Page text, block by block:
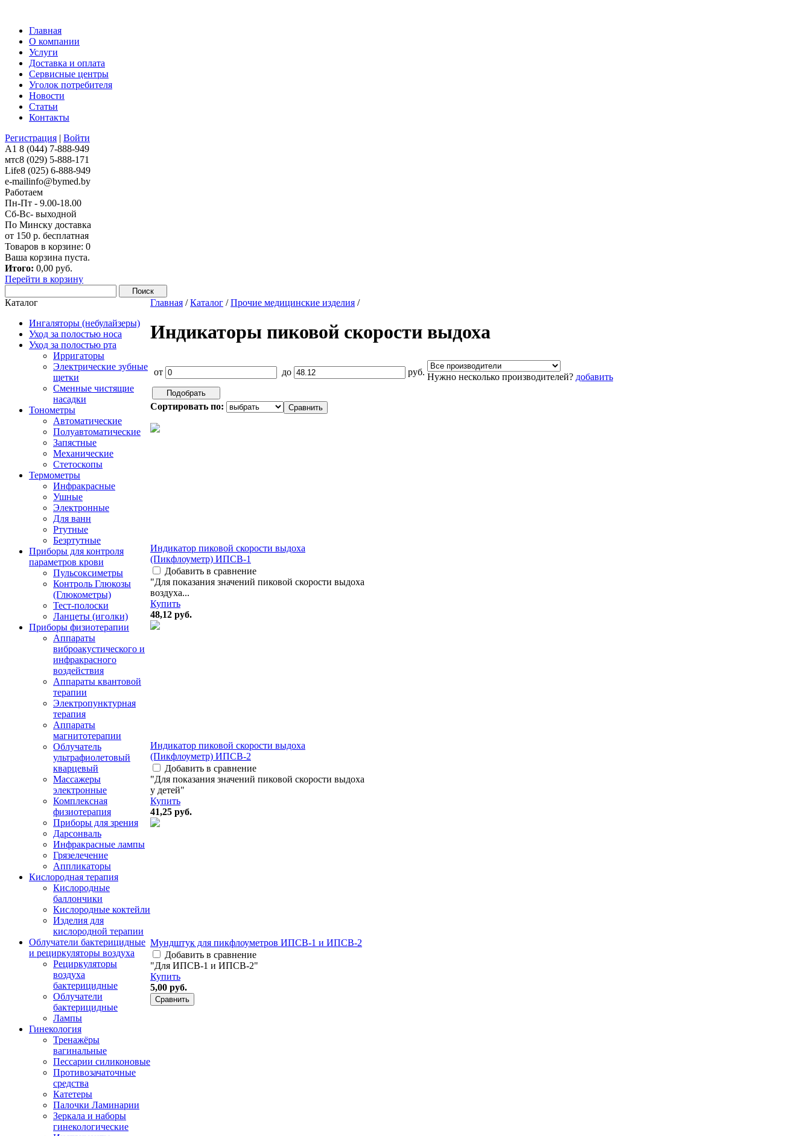
Главная
О компании
Услуги
Доставка и оплата
Сервисные центры
Уголок потребителя
Новости
Статьи
Контакты
Регистрация | Войти
A1 8 (044) 7-888-949
мтс8 (029) 5-888-171
Life8 (025) 6-888-949
e-mailinfo@bymed.by
Работаем
Пн-Пт - 9.00-18.00
Сб-Вс- выходной
По Минску доставка
от 150 р. бесплатная
Товаров в корзине: 0
Ваша корзина пуста.
Итого: 0,00 руб.
Перейти в корзину
Каталог
Ингаляторы (небулайзеры)
Уход за полостью носа
Уход за полостью рта
Ирригаторы
Электрические зубные
щетки
Сменные чистящие
насадки
Тонометры
Автоматические
Полуавтоматические
Запястные
Механические
Стетоскопы
Термометры
Инфракрасные
Ушные
Электронные
Для ванн
Ртутные
Безртутные
Приборы для контроля
параметров крови
Пульсоксиметры
Контроль Глюкозы
(Глюкометры)
Тест-полоски
Ланцеты (иголки)
Приборы физиотерапии
Аппараты
виброакустического и
инфракрасного
воздействия
Аппараты квантовой
терапии
Электропунктурная
терапия
Аппараты
магнитотерапии
Облучатель
ультрафиолетовый
кварцевый
Массажеры
электронные
Комплексная
физиотерапия
Приборы для зрения
Дарсонваль
Инфракрасные лампы
Грязелечение
Аппликаторы
Кислородная терапия
Кислородные
баллончики
Кислородные коктейли
Изделия для
кислородной терапии
Облучатели бактерицидные
и рециркуляторы воздуха
Рециркуляторы
воздуха
бактерицидные
Облучатели
бактерицидные
Лампы
Гинекология
Тренажёры
вагинальные
Пессарии силиконовые
Противозачаточные
средства
Катетеры
Палочки Ламинарии
Зеркала и наборы
гинекологические
Главная /Каталог /Прочие медицинские изделия /
Индикаторы пиковой скорости выдоха
от до руб. Нужно несколько производителей? добавить
Сортировать по:
Индикатор пиковой скорости выдоха
(Пикфлоуметр) ИПСВ-1
Добавить в сравнение
"Для показания значений пиковой скорости выдоха
воздуха...
Купить
48,12 руб.
Индикатор пиковой скорости выдоха
(Пикфлоуметр) ИПСВ-2
Добавить в сравнение
"Для показания значений пиковой скорости выдоха
у детей"
Купить
41,25 руб.
Мундштук для пикфлоуметров ИПСВ-1 и ИПСВ-2
Добавить в сравнение
"Для ИПСВ-1 и ИПСВ-2"
Купить
5,00 руб.